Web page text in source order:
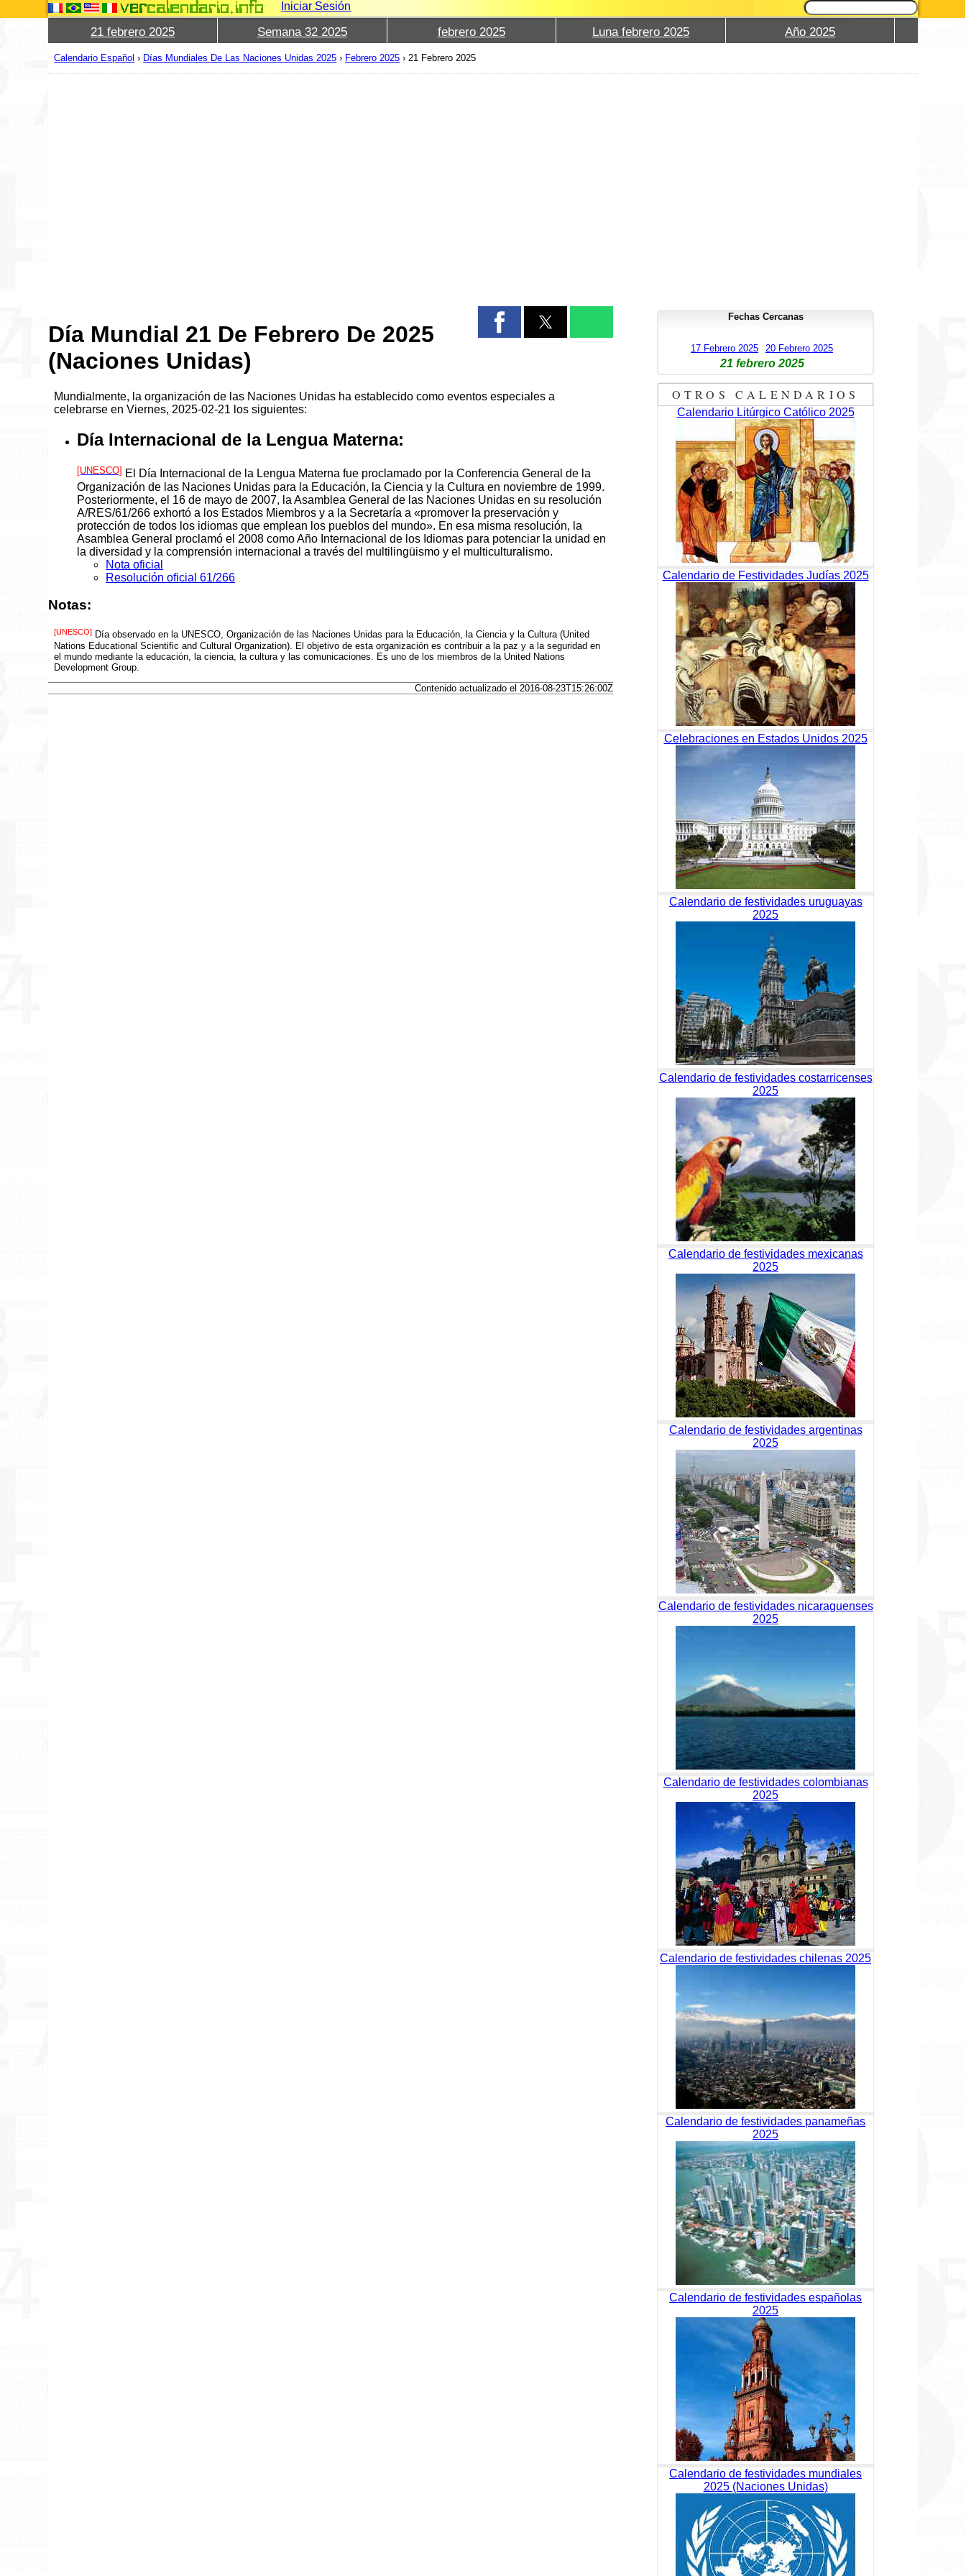
Iniciar Sesión
21 febrero 2025 Semana 32 2025 febrero 2025 Luna febrero 2025 Año 2025
Calendario Español › Días Mundiales De Las Naciones Unidas 2025 › Febrero 2025 ›21 Febrero 2025
Día Mundial 21 De Febrero De 2025
(Naciones Unidas)
Mundialmente, la organización de las Naciones Unidas ha establecido como eventos especiales a
celebrarse en Viernes, 2025-02-21 los siguientes:
Día Internacional de la Lengua Materna:
[UNESCO]El Día Internacional de la Lengua Materna fue proclamado por la Conferencia General de la
Organización de las Naciones Unidas para la Educación, la Ciencia y la Cultura en noviembre de 1999.
Posteriormente, el 16 de mayo de 2007, la Asamblea General de las Naciones Unidas en su resolución
A/RES/61/266 exhortó a los Estados Miembros y a la Secretaría a «promover la preservación y
protección de todos los idiomas que emplean los pueblos del mundo». En esa misma resolución, la
Asamblea General proclamó el 2008 como Año Internacional de los Idiomas para potenciar la unidad en
la diversidad y la comprensión internacional a través del multilingüismo y el multiculturalismo.
Nota oficial
Resolución oficial 61/266
Notas:
[UNESCO] Día observado en la UNESCO, Organización de las Naciones Unidas para la Educación, la Ciencia y la Cultura (United
Nations Educational Scientific and Cultural Organization). El objetivo de esta organización es contribuir a la paz y a la seguridad en
el mundo mediante la educación, la ciencia, la cultura y las comunicaciones. Es uno de los miembros de la United Nations
Development Group.
Contenido actualizado el 2016-08-23T15:26:00Z
Fechas Cercanas
17 Febrero 2025 20 Febrero 2025
21 febrero 2025
OTROS CALENDARIOS
Calendario Litúrgico Católico 2025
Calendario de Festividades Judías 2025
Celebraciones en Estados Unidos 2025
Calendario de festividades uruguayas
2025
Calendario de festividades costarricenses
2025
Calendario de festividades mexicanas
2025
Calendario de festividades argentinas
2025
Calendario de festividades nicaraguenses
2025
Calendario de festividades colombianas
2025
Calendario de festividades chilenas 2025
Calendario de festividades panameñas
2025
Calendario de festividades españolas
2025
Calendario de festividades mundiales
2025 (Naciones Unidas)